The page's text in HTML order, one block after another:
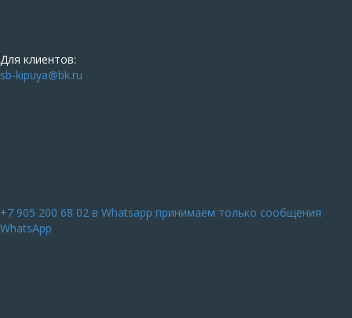
Для клиентов:
sb-kipuya@bk.ru
+7 905 200 68 02 в Whatsapp принимаем только сообщения
WhatsApp